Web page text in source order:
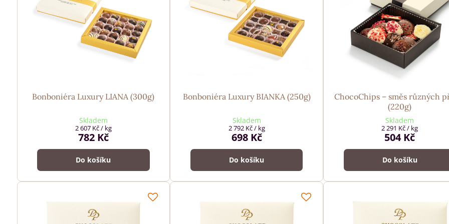
Bonboniéra Luxury LIANA (300g)
Skladem
782 Kč
2 607 Kč/ kg
Do košíku
Bonboniéra Luxury BIANKA (250g)
Skladem
698 Kč
2 792 Kč/ kg
Do košíku
ChocoChips – směs různých
(220g)
Skladem
504 Kč
2 291 Kč/ kg
Do košíku